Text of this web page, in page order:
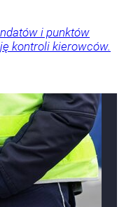
i punktów
kontroli kierowców.